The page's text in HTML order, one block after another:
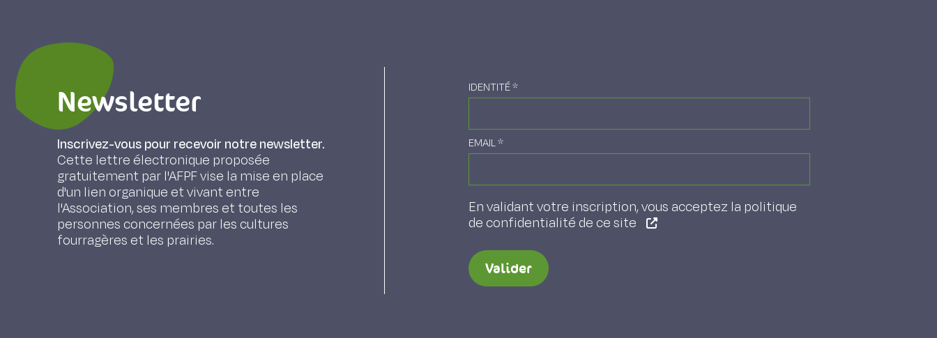
Newsletter
Inscrivez-vous pour recevoir notre newsletter.
Cette lettre électronique proposée
gratuitement par l'AFPF vise la mise en place
d'un lien organique et vivant entre
l'Association, ses membres et toutes les
personnes concernées par les cultures
fourragères et les prairies.
IDENTITÉ*
EMAIL*
En validant votre inscription, vous acceptez la politique
de confidentialité de ce site
Valider